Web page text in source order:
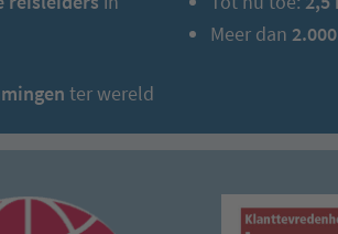
ter wereld
Meer dan